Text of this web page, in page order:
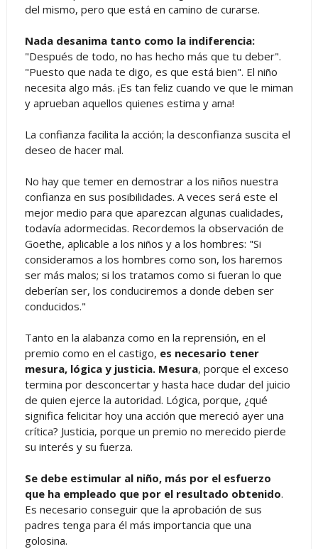
del mismo, pero que está en camino de curarse.
Nada desanima tanto como la indiferencia:
"Después de todo, no has hecho más que tu deber".
"Puesto que nada te digo, es que está bien". El niño
necesita algo más. ¡Es tan feliz cuando ve que le miman
y aprueban aquellos quienes estima y ama!
La confianza facilita la acción; la desconfianza suscita el
deseo de hacer mal.
No hay que temer en demostrar a los niños nuestra
confianza en sus posibilidades. A veces será este el
mejor medio para que aparezcan algunas cualidades,
todavía adormecidas. Recordemos la observación de
Goethe, aplicable a los niños y a los hombres: "Si
consideramos a los hombres como son, los haremos
ser más malos; si los tratamos como si fueran lo que
deberían ser, los conduciremos a donde deben ser
conducidos."
Tanto en la alabanza como en la reprensión, en el
premio como en el castigo, es necesario tener
mesura, lógica y justicia. Mesura, porque el exceso
termina por desconcertar y hasta hace dudar del juicio
de quien ejerce la autoridad. Lógica, porque, ¿qué
significa felicitar hoy una acción que mereció ayer una
crítica? Justicia, porque un premio no merecido pierde
su interés y su fuerza.
Se debe estimular al niño, más por el esfuerzo
que ha empleado que por el resultado obtenido.
Es necesario conseguir que la aprobación de sus
padres tenga para él más importancia que una
golosina.